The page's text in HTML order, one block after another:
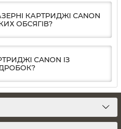
КАРТРИДЖІ CANON
ОБСЯГІВ?
CANON ІЗ